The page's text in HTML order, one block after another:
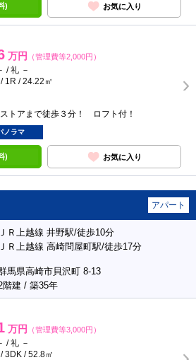
) お気に入り
万円 （管理費等2,000円）
/ 礼 －
1R / 24.22㎡
トアまで徒歩３分！ ロフト付！
ノラマ
) お気に入り
アパート
ＪＲ上越線 井野駅/徒歩10分
ＪＲ上越線 高崎問屋町駅/徒歩17分
馬県高崎市貝沢町 8-13
階建 / 築35年
万円 （管理費等3,000円）
/ 礼 －
3DK / 52.8㎡